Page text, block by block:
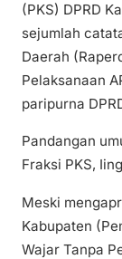
(PKS) DPRD
sejumlah
Daerah
Pelaksanaan
paripurna
Pandangan
Fraksi PKS,
Meski
Kabupaten
Wajar Tanpa